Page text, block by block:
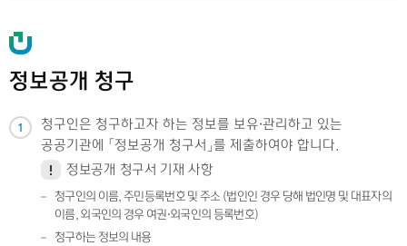
정보공개 청구
1
청구인은 청구하고자 하는 정보를 보유·관리하고 있는
공공기관에 「정보공개 청구서」를 제출하여야 합니다.
정보공개 청구서 기재 사항
청구인의 이름, 주민등록번호 및 주소 (법인인 경우 당해 법인명 및 대표자의
이름, 외국인의 경우 여권·외국인의 등록번호)
청구하는 정보의 내용